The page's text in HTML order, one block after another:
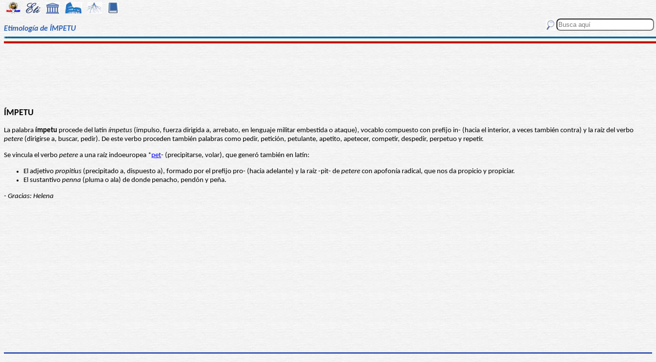
Etimología de ÍMPETU
ÍMPETU
La palabra ímpetu procede del latín ímpetus (impulso, fuerza dirigida a, arrebato, en lenguaje militar embestida o ataque), vocablo compuesto con prefijo in- (hacia el interior, a veces también contra) y la raíz del verbo
petere (dirigirse a, buscar, pedir). De este verbo proceden también palabras como pedir, petición, petulante, apetito, apetecer, competir, despedir, perpetuo y repetir.
Se vincula el verbo petere a una raíz indoeuropea *pet- (precipitarse, volar), que generó también en latín:
El adjetivo propitius (precipitado a, dispuesto a), formado por el prefijo pro- (hacia adelante) y la raíz -pit- de petere con apofonía radical, que nos da propicio y propiciar.
El sustantivo penna (pluma o ala) de donde penacho, pendón y peña.
- Gracias: Helena